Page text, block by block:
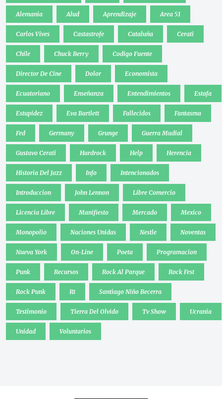
Alemania Alud Aprendizaje Area 51
Carlos Vives Castastrofe Cataluña Cerati
Chile Chuck Berry Codigo Fuente
Director De Cine Dolor Economista
Ecuatoriano Enseñanza Entendimientos Estafa
Estupidez Eva Bartlett Fallecidos Fantasma
Fed Germany Grunge Guerra Mudial
Gustavo Cerati Hardrock Help Herencia
Historia Del Jazz Info Intencionados
Introduccion John Lennon Libre Comercio
Licencia Libre Manifiesto Mercado Mexico
Monopolio Naciones Unidas Nestle Noventas
Nueva York On-Line Poeta Programacion
Punk Recursos Rock Al Parque Rock Fest
Rock Punk Rt Santiago Niño Becerra
Testimonio Tierra Del Olvido Tv Show Ucrania
Unidad Voluntarios